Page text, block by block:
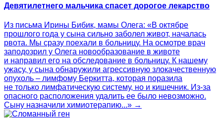
Девятилетнего мальчика спасет дорогое лекарство
Из письма Ирины Бибик, мамы Олега: «В октябре
прошлого года у сына сильно заболел живот, началась
рвота. Мы сразу поехали в больницу. На осмотре врач
заподозрил у Олега новообразование в животе
и направил его на обследование в больницу. К нашему
ужасу, у сына обнаружили агрессивную злокачественную
опухоль – лимфому Беркитта, которая поразила
не только лимфатическую систему, но и кишечник. Из-за
опасного расположения удалить ее было невозможно.
Сыну назначили химиотерапию...» →